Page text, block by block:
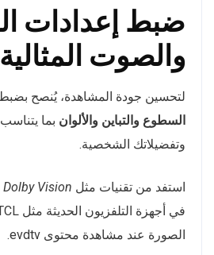
ضبط إعدادات
والصوت المثالية
لتحسين جودة المشاهدة، يُنصح
السطوع والتباين والألوان بما
وتفضيلاتك الشخصية.
استفد من تقنيات مثل Dolby Vision وHDR 10+
الصورة عند مشاهدة محتوى evdtv.